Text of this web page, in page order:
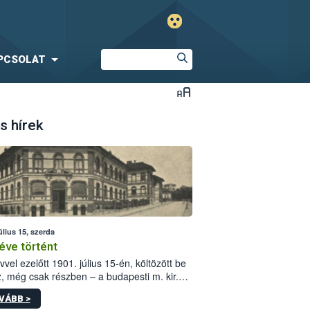
hírek
15, szerda
történt
ezelőtt 1901. július 15-én, költözött be
még csak részben – a budapesti m. kir.
állomás a Kis Rókus utca
alatti, Czigler Győző által tervezett új
>